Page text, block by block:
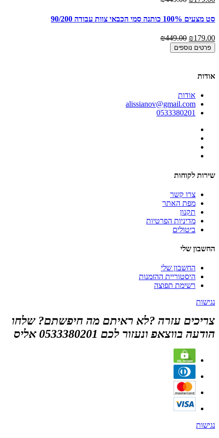
סט מצעים 100% כותנה סמי הכבאי צוות עבודה 90/200
₪179.00
₪449.00
פרטים נוספים
אודות
אודות
alissianov@gmail.com
0533380201
שירות לקוחות
צרו קשר
מפת האתר
תקנון
מדיניות הפרטיות
ביטולים
החשבון שלי
החשבון שלי
היסטוריית ההזמנות
רשימת תפוצה
נגישות
צריכים עזרה ?לא ראיתם מה חיפשתם? שלחו
הודעה בווצאפ ונעזור לכם 0533380201 אליס
נגישות